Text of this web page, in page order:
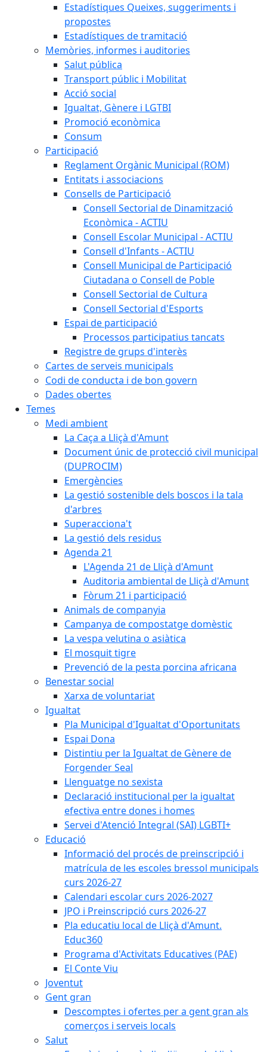
Estadístiques Queixes, suggeriments i
propostes
Estadístiques de tramitació
Memòries, informes i auditories
Salut pública
Transport públic i Mobilitat
Acció social
Igualtat, Gènere i LGTBI
Promoció econòmica
Consum
Participació
Reglament Orgànic Municipal (ROM)
Entitats i associacions
Consells de Participació
Consell Sectorial de Dinamització
Econòmica - ACTIU
Consell Escolar Municipal - ACTIU
Consell d'Infants - ACTIU
Consell Municipal de Participació
Ciutadana o Consell de Poble
Consell Sectorial de Cultura
Consell Sectorial d'Esports
Espai de participació
Processos participatius tancats
Registre de grups d'interès
Cartes de serveis municipals
Codi de conducta i de bon govern
Dades obertes
Temes
Medi ambient
La Caça a Lliçà d'Amunt
Document únic de protecció civil municipal
(DUPROCIM)
Emergències
La gestió sostenible dels boscos i la tala
d'arbres
Superacciona't
La gestió dels residus
Agenda 21
L'Agenda 21 de Lliçà d'Amunt
Auditoria ambiental de Lliçà d'Amunt
Fòrum 21 i participació
Animals de companyia
Campanya de compostatge domèstic
La vespa velutina o asiàtica
El mosquit tigre
Prevenció de la pesta porcina africana
Benestar social
Xarxa de voluntariat
Igualtat
Pla Municipal d'Igualtat d'Oportunitats
Espai Dona
Distintiu per la Igualtat de Gènere de
Forgender Seal
Llenguatge no sexista
Declaració institucional per la igualtat
efectiva entre dones i homes
Servei d'Atenció Integral (SAI) LGBTI+
Educació
Informació del procés de preinscripció i
matrícula de les escoles bressol municipals
curs 2026-27
Calendari escolar curs 2026-2027
JPO i Preinscripció curs 2026-27
Pla educatiu local de Lliçà d'Amunt.
Educ360
Programa d'Activitats Educatives (PAE)
El Conte Viu
Joventut
Gent gran
Descomptes i ofertes per a gent gran als
comerços i serveis locals
Salut